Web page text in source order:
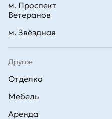
Другое
Отделка
Мебель
Аренда
м. Проспект
Ветеранов
м. Звёздная